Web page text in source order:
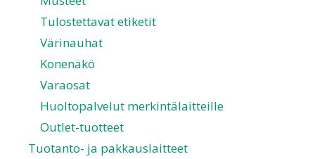
Tulostettavat etiketit
Värinauhat
Konenäkö
Varaosat
Huoltopalvelut merkintälaitteille
Outlet-tuotteet
Tuotanto- ja pakkauslaitteet